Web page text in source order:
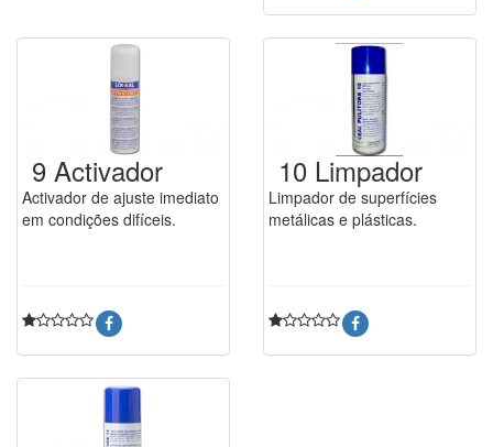
9 Activador
Activador de ajuste imediato
em condições difíceis.
10 Limpador
Limpador de superfícies
metálicas e plásticas.